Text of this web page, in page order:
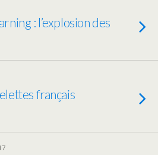
: l’explosion des
français